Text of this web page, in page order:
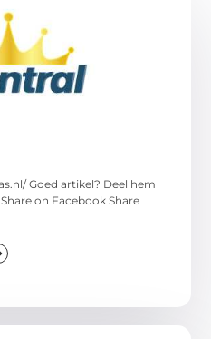
Goed artikel? Deel hem
on Facebook Share